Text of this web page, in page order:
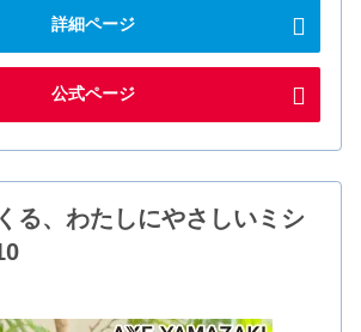
詳細ページ
公式ページ
る、わたしにやさしいミシ